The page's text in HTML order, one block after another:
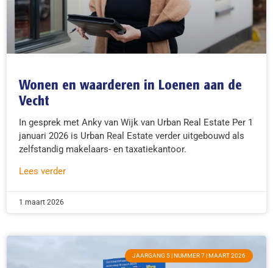
Wonen en waarderen in Loenen aan de
Vecht
In gesprek met Anky van Wijk van Urban Real Estate Per 1
januari 2026 is Urban Real Estate verder uitgebouwd als
zelfstandig makelaars- en taxatiekantoor.
Lees verder
1 maart 2026
JAARGANG 5 | NUMMER 7 | MAART 2026